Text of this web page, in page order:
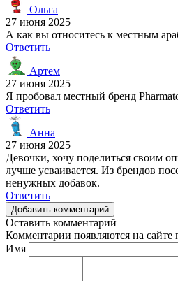
Ольга
27 июня 2025
А как вы относитесь к местным
Ответить
Артем
27 июня 2025
Я пробовал местный бренд
Ответить
Анна
27 июня 2025
Девочки, хочу поделиться своим
лучше усваивается. Из брендов
ненужных добавок.
Ответить
Добавить комментарий
Оставить комментарий
Комментарии появляются на сайте
Имя